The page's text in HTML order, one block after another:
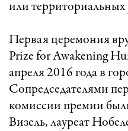
или территориальных
Первая церемония
Prize for Awakening
апреля 2016 года в
Сопредседателями
комиссии премии
Визель, лауреат